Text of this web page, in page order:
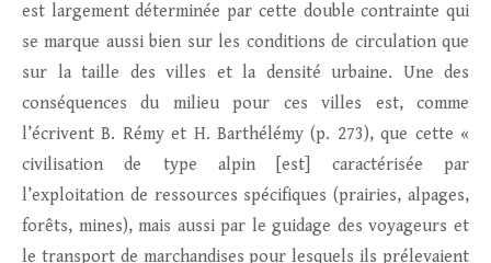
est largement déterminée par cette double contrainte qui
se marque aussi bien sur les conditions de circulation que
sur la taille des villes et la densité urbaine. Une des
conséquences du milieu pour ces villes est, comme
l’écrivent B. Rémy et H. Barthélémy (p. 273), que cette «
civilisation de type alpin [est] caractérisée par
l’exploitation de ressources spécifiques (prairies, alpages,
forêts, mines), mais aussi par le guidage des voyageurs et
le transport de marchandises pour lesquels ils prélevaient